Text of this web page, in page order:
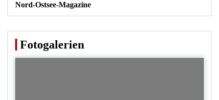
Nord-Ostsee-Magazine
Fotogalerien